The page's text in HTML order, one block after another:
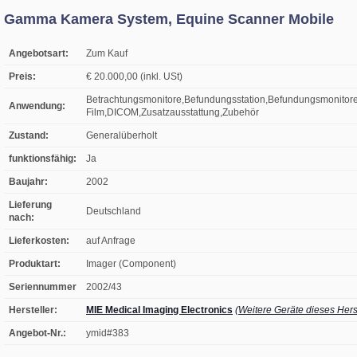
Gamma Kamera System, Equine Scanner Mobile
Angebotsart: Zum Kauf
Preis: € 20.000,00 (inkl. USt)
Anwendung:
Film,DICOM,Zusatzausstattung,Zubehör
Zustand: Generalüberholt
funktionsfähig: Ja
Baujahr: 2002
Lieferung
nach:
Deutschland
Lieferkosten: auf Anfrage
Produktart: Imager (Component)
Seriennummer 2002/43
Hersteller: MIE Medical Imaging Electronics (Weitere Geräte dieses
Angebot-Nr.: ymid#383